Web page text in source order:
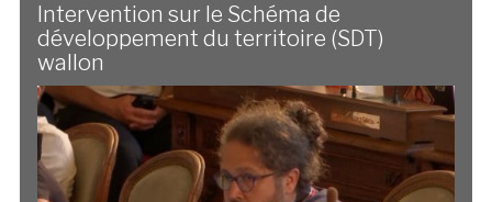
Intervention sur le Schéma de
développement du territoire (SDT)
wallon